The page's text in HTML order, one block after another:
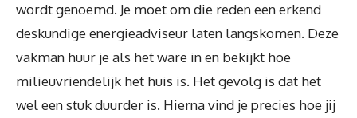
wordt genoemd. Je moet om die reden een erkend
deskundige energieadviseur laten langskomen. Deze
vakman huur je als het ware in en bekijkt hoe
milieuvriendelijk het huis is. Het gevolg is dat het
wel een stuk duurder is. Hierna vind je precies hoe jij